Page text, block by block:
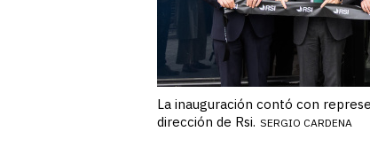
La inauguración contó con
dirección de Rsi. SERGIO CARDENA